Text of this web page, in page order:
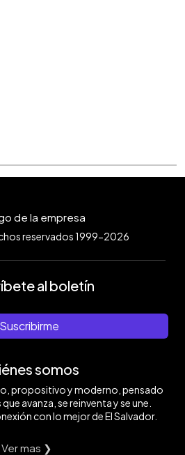
reservados 1999-2026
al boletín
Suscribirme
somos
propositivo y moderno, pensado
avanza, se reinventa y se une.
con lo mejor de El Salvador.
Ver mas ❯